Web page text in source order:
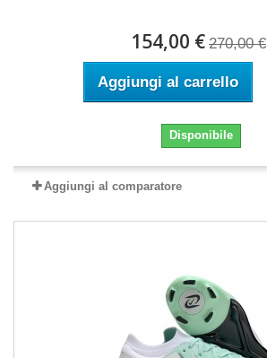
154,00 € 270,00 €
Aggiungi al carrello
Disponibile
Aggiungi al comparatore